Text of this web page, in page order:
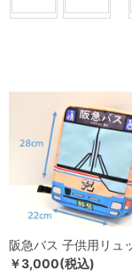
阪急バス 子供用リュ
￥3,000(税込)